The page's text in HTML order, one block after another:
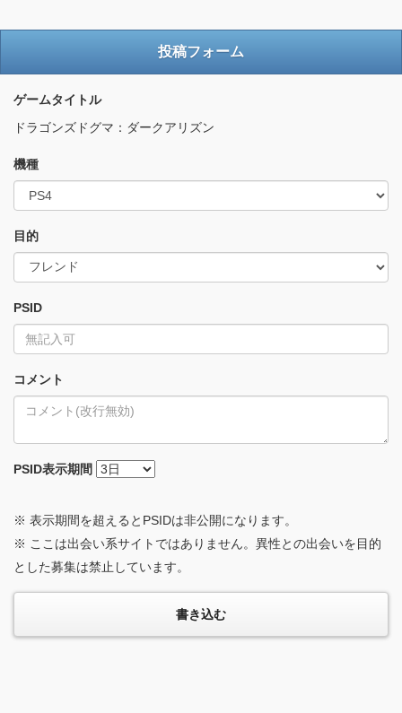
投稿フォーム
ゲームタイトル
ドラゴンズドグマ：ダークアリズン
機種
目的
PSID
コメント
PSID表示期間
※ 表示期間を超えるとPSIDは非公開になります。
※ ここは出会い系サイトではありません。異性との出会いを目的
とした募集は禁止しています。